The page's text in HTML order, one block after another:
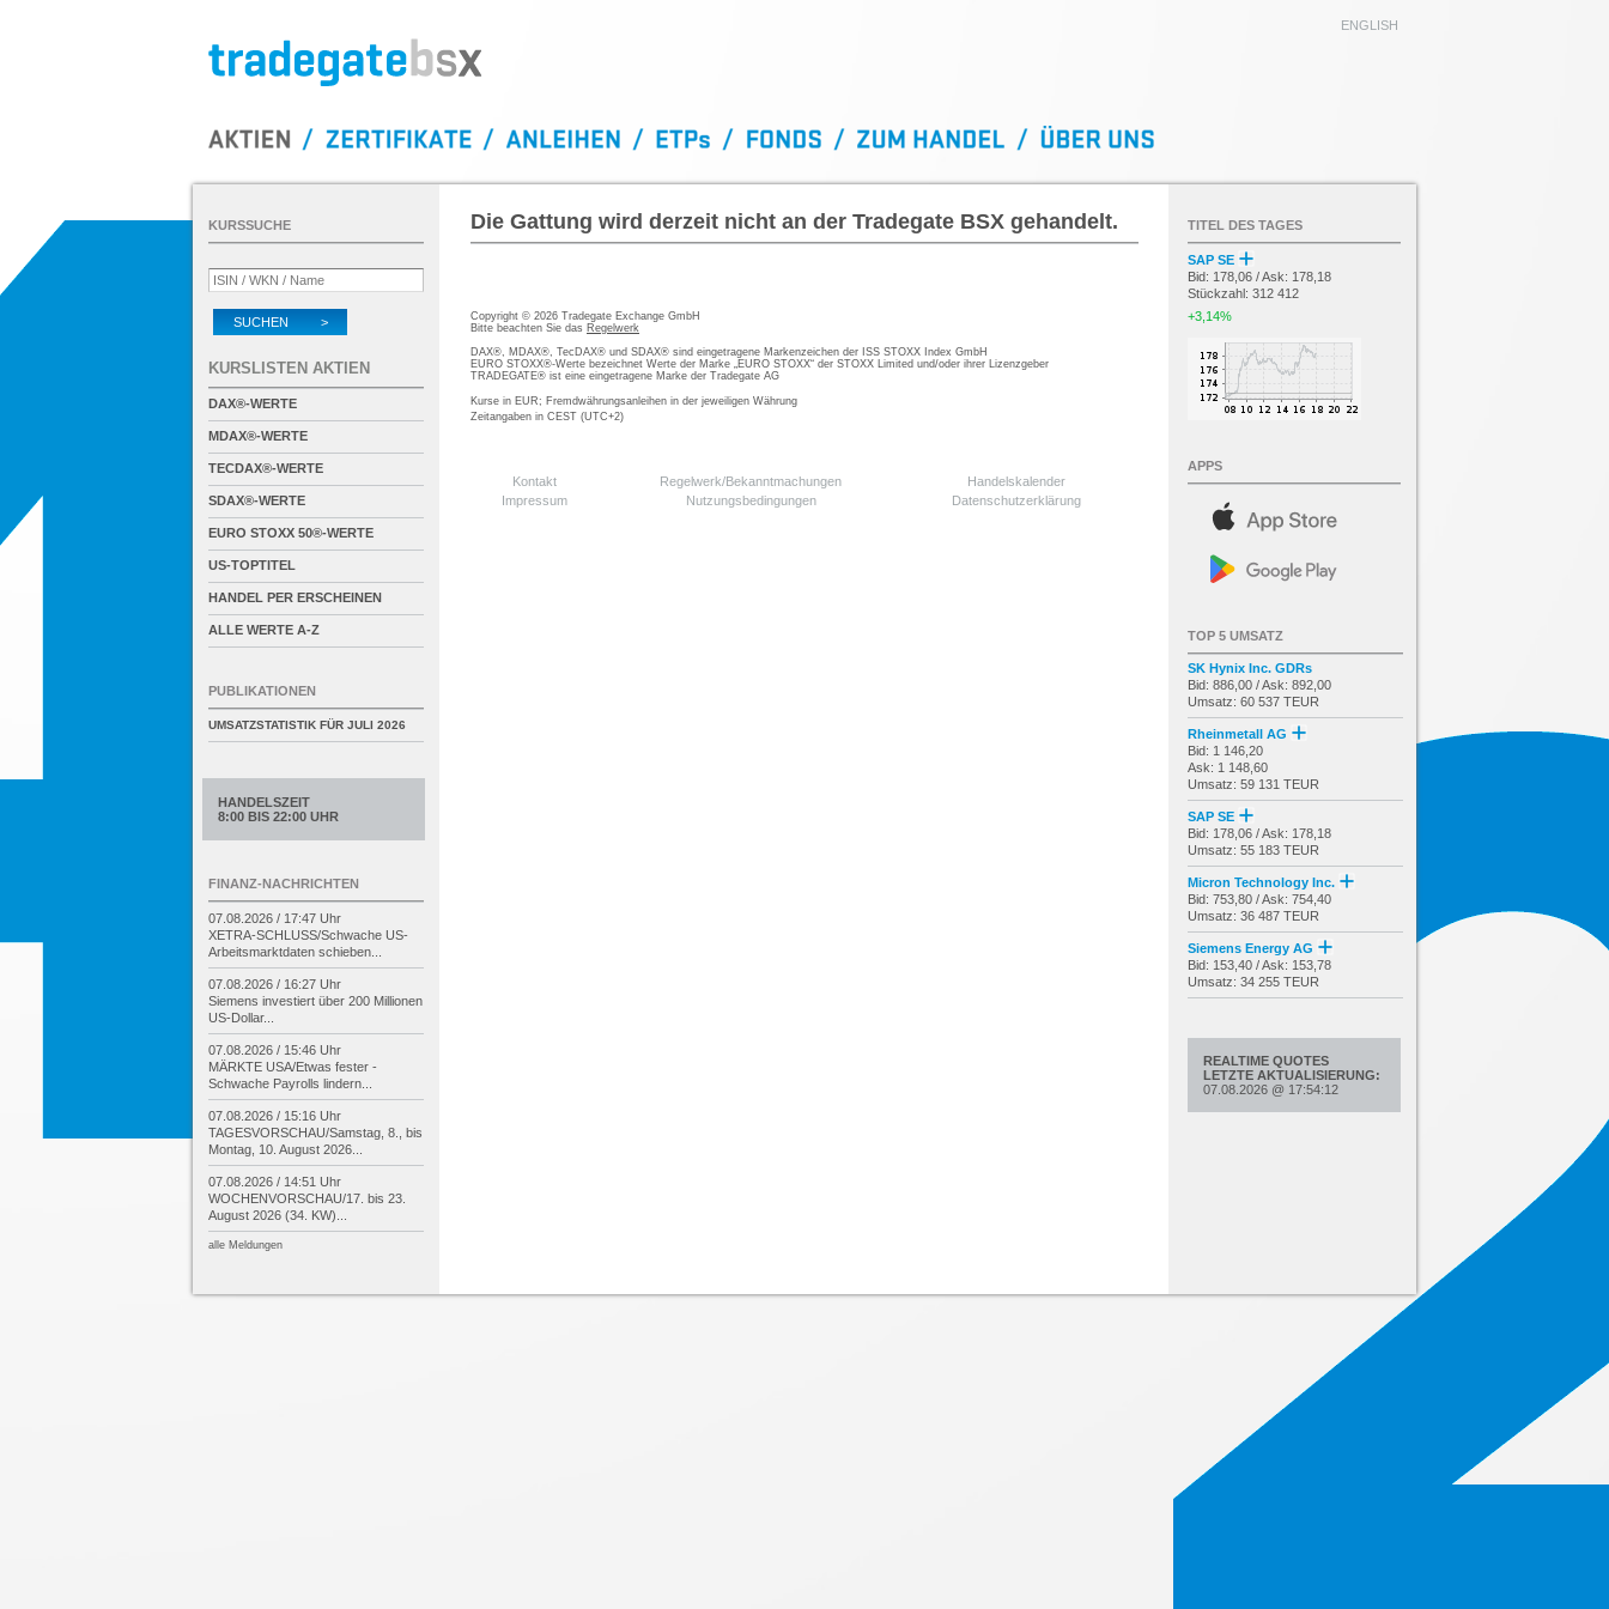
ENGLISH
Die Gattung wird derzeit nicht an der Tradegate BSX gehandelt.
Copyright © 2026 Tradegate Exchange GmbH
Bitte beachten Sie das Regelwerk
DAX®, MDAX®, TecDAX® und SDAX® sind eingetragene Markenzeichen der ISS STOXX Index GmbH
EURO STOXX®-Werte bezeichnet Werte der Marke „EURO STOXX“ der STOXX Limited und/oder ihrer Lizenzgeber
TRADEGATE® ist eine eingetragene Marke der Tradegate AG
Kurse in EUR; Fremdwährungsanleihen in der jeweiligen Währung
Zeitangaben in CEST (UTC+2)
Kontakt Regelwerk/Bekanntmachungen
Handelskalender
Impressum
Nutzungsbedingungen Datenschutzerklärung
KURSSUCHE
SUCHEN >
KURSLISTEN AKTIEN
DAX®-WERTE
MDAX®-WERTE
TECDAX®-WERTE
SDAX®-WERTE
EURO STOXX 50®-WERTE
US-TOPTITEL
HANDEL PER ERSCHEINEN
ALLE WERTE A-Z
PUBLIKATIONEN
UMSATZSTATISTIK FÜR JULI 2026
HANDELSZEIT
8:00 BIS 22:00 UHR
FINANZ-NACHRICHTEN
07.08.2026 / 17:47 Uhr
XETRA-SCHLUSS/Schwache US-
Arbeitsmarktdaten schieben...
07.08.2026 / 16:27 Uhr
Siemens investiert über 200 Millionen
US-Dollar...
07.08.2026 / 15:46 Uhr
MÄRKTE USA/Etwas fester -
Schwache Payrolls lindern...
07.08.2026 / 15:16 Uhr
TAGESVORSCHAU/Samstag, 8., bis
Montag, 10. August 2026...
07.08.2026 / 14:51 Uhr
WOCHENVORSCHAU/17. bis 23.
August 2026 (34. KW)...
alle Meldungen
TITEL DES TAGES
SAP SE
Bid: 178,06 / Ask: 178,18
Stückzahl: 312 412
+3,14%
APPS
TOP 5 UMSATZ
SK Hynix Inc. GDRs
Bid: 886,00 / Ask: 892,00
Umsatz: 60 537 TEUR
Rheinmetall AG
Bid: 1 146,20
Ask: 1 148,60
Umsatz: 59 131 TEUR
SAP SE
Bid: 178,06 / Ask: 178,18
Umsatz: 55 183 TEUR
Micron Technology Inc.
Bid: 753,80 / Ask: 754,40
Umsatz: 36 487 TEUR
Siemens Energy AG
Bid: 153,40 / Ask: 153,78
Umsatz: 34 255 TEUR
REALTIME QUOTES
LETZTE AKTUALISIERUNG:
07.08.2026 @ 17:54:12